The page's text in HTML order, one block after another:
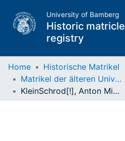
University of Bamberg
Historic matricle
registry
Matrikel
Home
Historische Matrikel
Matrikel der älteren Universität
KleinSchrod[!], Anton Michael